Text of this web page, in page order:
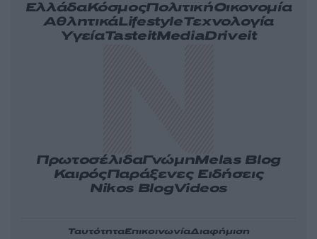
ΕλλάδαΚόσμοςΠολιτικήΟικονομία
ΑθλητικάLifestyleΤεχνολογία
ΥγείαTasteitMediaDriveit
ΠρωτοσέλιδαΓνώμηMelas Blog
ΚαιρόςΠαράξενες Ειδήσεις
Nikos BlogVideos
ΤαυτότηταΕπικοινωνίαΔιαφήμιση